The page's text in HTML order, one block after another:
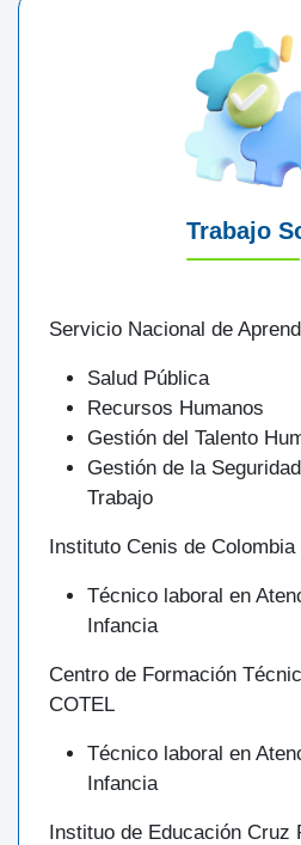
Trabajo
Servicio Nacional de
Salud Pública
Recursos Humanos
Gestión del Talento
Gestión de la
Trabajo
Instituto Cenis de Colombia
Técnico laboral en
Infancia
Centro de Formación
COTEL
Técnico laboral en
Infancia
Instituo de Educación Cruz